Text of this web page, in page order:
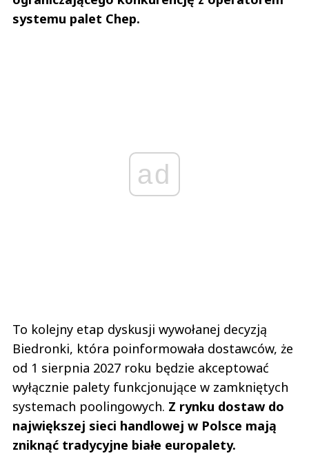
systemu palet Chep.
ad
To kolejny etap dyskusji wywołanej decyzją
Biedronki, która poinformowała dostawców, że
od 1 sierpnia 2027 roku będzie akceptować
wyłącznie palety funkcjonujące w zamkniętych
systemach poolingowych. Z rynku dostaw do
największej sieci handlowej w Polsce mają
zniknąć tradycyjne białe europalety.